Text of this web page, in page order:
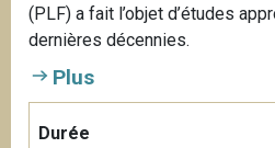
(PLF) a fait l’objet d’études
dernières décennies.
Plus
Durée